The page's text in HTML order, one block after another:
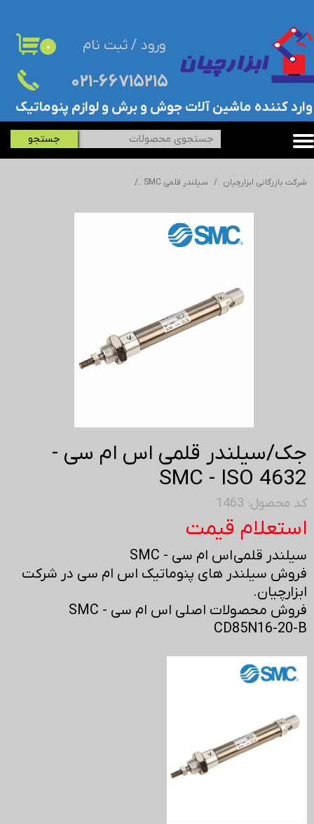
۰۲۱-۶۶۷۱۵۲۱۵​​​​​​​
جستجو
۰
​وارد کننده ماشین آلات جوش و برش و لوازم پنوماتیک
ورود / ثبت نام
حساب کاربری من
تغییر گذر واژه
خروج از حساب کاربری
شرکت بازرگانی ابزارچیان سیلندر قلمی SMC
جک/سیلندر قلمی اس ام سی -
SMC - ISO 4632
کد محصول: 1463
استعلام قیمت
سیلندر قلمی اس ام سی - SMC
فروش سیلندر های پنوماتیک اس ام سی در شرکت
ابزارچیان.
فروش محصولات اصلی اس ام سی - SMC
CD85N16-20-B